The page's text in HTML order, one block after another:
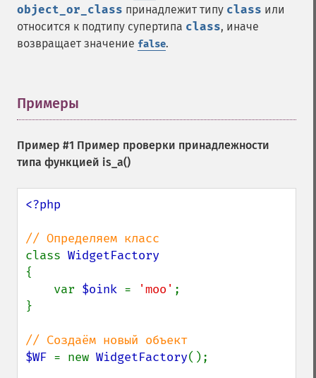
object_or_class принадлежит типу class или
относится к подтипу супертипа class, иначе
возвращает значение false.
Примеры
Пример #1 Пример проверки принадлежности
типа функцией is_a()
<?php
class
{
    var
$oink = 'moo' ;
}
$WF = new WidgetFactory();